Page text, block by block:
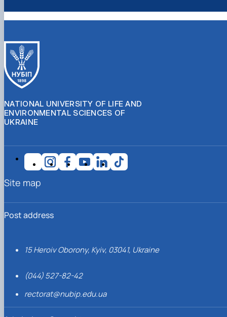
NATIONAL UNIVERSITY OF LIFE AND
ENVIRONMENTAL SCIENCES OF
UKRAINE
Post address
15 Heroiv Oborony, Kyiv, 03041, Ukraine
(044) 527-82-42
rectorat@nubip.edu.ua
Site map